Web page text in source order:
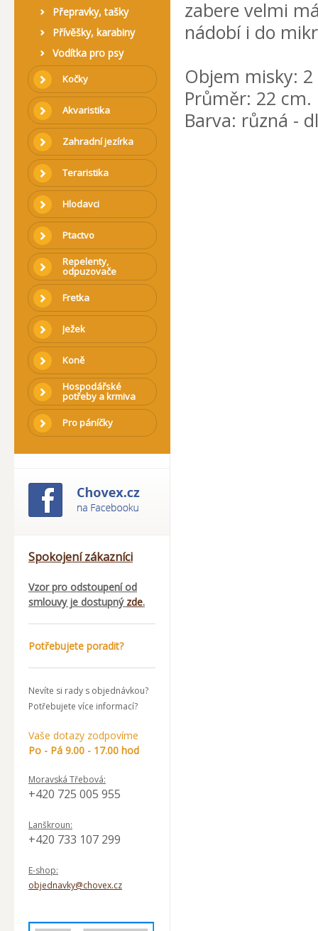
Přepravky, tašky
Přívěšky, karabiny
Vodítka pro psy
Kočky
Akvaristika
Zahradní jezírka
Teraristika
Hlodavci
Ptactvo
Repelenty,
odpuzovače
Fretka
Ježek
Koně
Hospodářské
potřeby a krmiva
Pro páníčky
Spokojení zákazníci
Vzor pro odstoupení od
smlouvy je dostupný zde.
Potřebujete poradit?
Nevíte si rady s objednávkou?
Potřebujete více informací?
Vaše dotazy zodpovíme
Po - Pá 9.00 - 17.00 hod
Moravská Třebová:
+420 725 005 955
Lanškroun:
+420 733 107 299
E-shop:
objednavky@chovex.cz
zabere velmi
nádobí i do
Objem misky: 2
Průměr: 22 cm.
Barva: různá -